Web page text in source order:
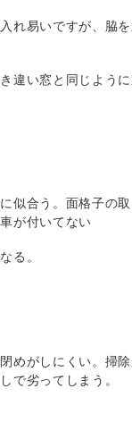
れ易いですが、脇
違い窓と同じよう
似合う。面格子の
が付いてない
る。
めがしにくい。掃
で劣ってしまう。